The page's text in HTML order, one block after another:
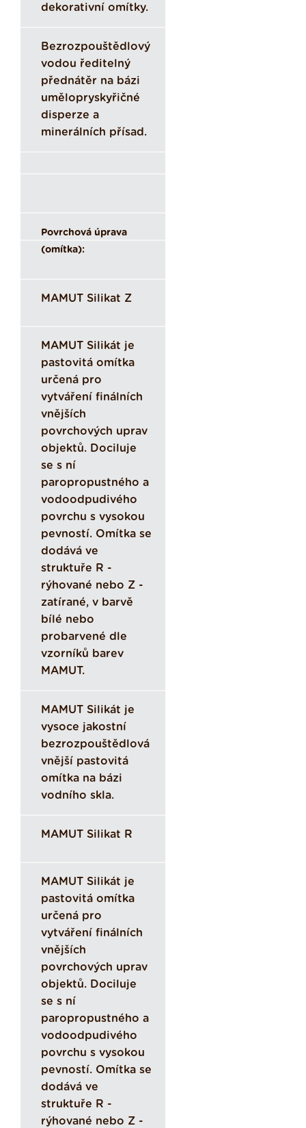
dekorativní omítky.
Bezrozpouštědlový
vodou ředitelný
přednátěr na bázi
umělopryskyřičné
disperze a
minerálních přísad.
Povrchová úprava
(omítka):
MAMUT Silikat Z
MAMUT Silikát je
pastovitá omítka
určená pro
vytváření finálních
vnějších
povrchových uprav
objektů. Dociluje
se s ní
paropropustného a
vodoodpudivého
povrchu s vysokou
pevností. Omítka se
dodává ve
struktuře R -
rýhované nebo Z -
zatírané, v barvě
bílé nebo
probarvené dle
vzorníků barev
MAMUT.
MAMUT Silikát je
vysoce jakostní
bezrozpouštědlová
vnější pastovitá
omítka na bázi
vodního skla.
MAMUT Silikat R
MAMUT Silikát je
pastovitá omítka
určená pro
vytváření finálních
vnějších
povrchových uprav
objektů. Dociluje
se s ní
paropropustného a
vodoodpudivého
povrchu s vysokou
pevností. Omítka se
dodává ve
struktuře R -
rýhované nebo Z -